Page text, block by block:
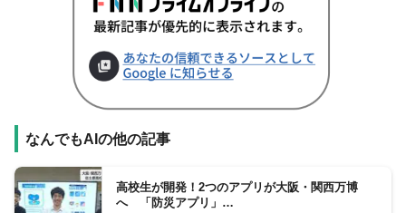
なんでもAIの他の記事
高校生が開発！2つのアプリが大阪・関西万博
へ 「防災アプリ」…